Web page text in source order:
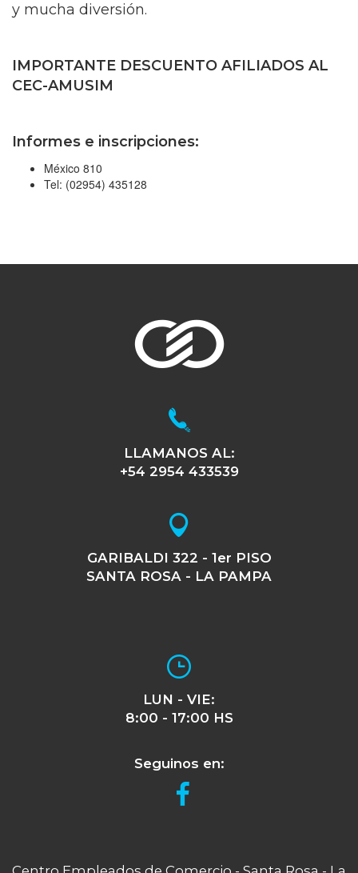
y mucha diversión.
IMPORTANTE DESCUENTO AFILIADOS AL
CEC-AMUSIM
Informes e inscripciones:
México 810
Tel: (02954) 435128
LLAMANOS AL:
+54 2954 433539
GARIBALDI 322 - 1er PISO
SANTA ROSA - LA PAMPA
LUN - VIE:
8:00 - 17:00 HS
Seguinos en: